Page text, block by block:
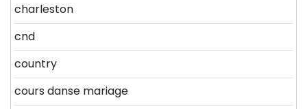
charleston
cnd
country
cours danse mariage